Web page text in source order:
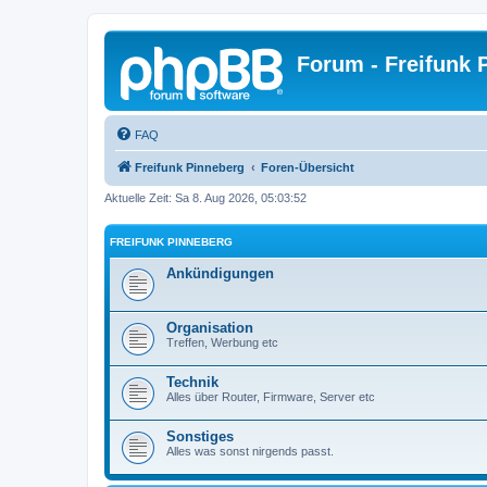
Forum - Freifunk
FAQ
Freifunk Pinneberg Foren-Übersicht
Aktuelle Zeit: Sa 8. Aug 2026, 05:03:52
FREIFUNK PINNEBERG
Ankündigungen
Organisation
Treffen, Werbung etc
Technik
Alles über Router, Firmware, Server etc
Sonstiges
Alles was sonst nirgends passt.